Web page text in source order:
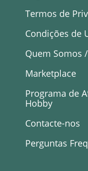
Termos de
Condições de
Quem Somos
Marketplace
Programa de
Hobby
Contacte-nos
Perguntas